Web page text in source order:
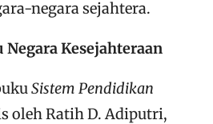
negara sejahtera.
Kesejahteraan
Sistem Pendidikan
oleh Ratih D. Adiputri,